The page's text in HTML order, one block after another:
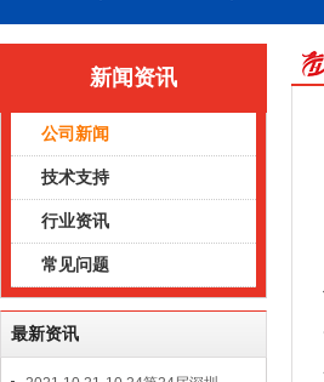
新闻资讯
公司新闻
技术支持
行业资讯
常见问题
最新资讯